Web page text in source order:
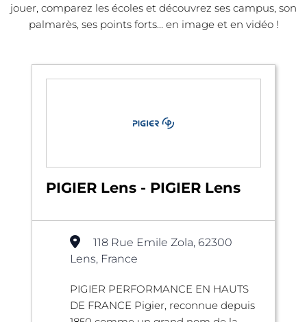
jouer, comparez les écoles et découvrez ses campus, son
palmarès, ses points forts... en image et en vidéo !
PIGIER Lens - PIGIER Lens
118 Rue Emile Zola, 62300
Lens, France
PIGIER PERFORMANCE EN HAUTS
DE FRANCE Pigier, reconnue depuis